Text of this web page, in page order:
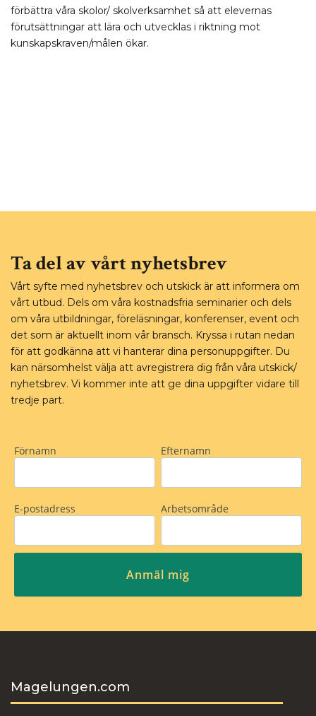
förbättra våra skolor/ skolverksamhet så att elevernas
förutsättningar att lära och utvecklas i riktning mot
kunskapskraven/målen ökar.
Ta del av vårt nyhetsbrev
Vårt syfte med nyhetsbrev och utskick är att informera om
vårt utbud. Dels om våra kostnadsfria seminarier och dels
om våra utbildningar, föreläsningar, konferenser, event och
det som är aktuellt inom vår bransch. Kryssa i rutan nedan
för att godkänna att vi hanterar dina personuppgifter. Du
kan närsomhelst välja att avregistrera dig från våra utskick/
nyhetsbrev. Vi kommer inte att ge dina uppgifter vidare till
tredje part.
Magelungen.com